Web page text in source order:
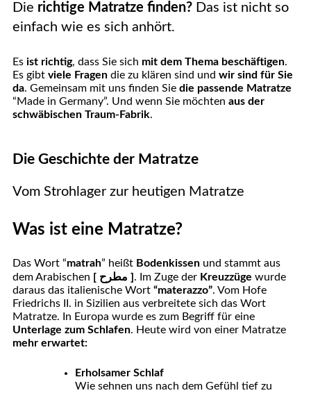
Die richtige Matratze finden? Das ist nicht so
einfach wie es sich anhört.
Es ist richtig, dass Sie sich mit dem Thema beschäftigen.
Es gibt viele Fragen die zu klären sind und wir sind für Sie
da. Gemeinsam mit uns finden Sie die passende Matratze
“Made in Germany”. Und wenn Sie möchten aus der
schwäbischen Traum-Fabrik.
Die Geschichte der Matratze
Vom Strohlager zur heutigen Matratze
Was ist eine Matratze?
Das Wort “matrah” heißt Bodenkissen und stammt aus
dem Arabischen [ مطرح ] . Im Zuge der Kreuzzüge wurde
daraus das italienische Wort “materazzo”. Vom Hofe
Friedrichs II. in Sizilien aus verbreitete sich das Wort
Matratze. In Europa wurde es zum Begriff für eine
Unterlage zum Schlafen. Heute wird von einer Matratze
mehr erwartet:
Erholsamer Schlaf
Wie sehnen uns nach dem Gefühl tief zu